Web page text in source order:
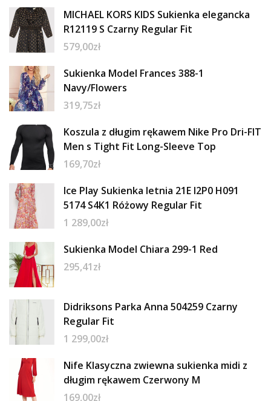
MICHAEL KORS KIDS Sukienka elegancka
R12119 S Czarny Regular Fit
579,00zł
Sukienka Model Frances 388-1
Navy/Flowers
319,75zł
Koszula z długim rękawem Nike Pro Dri-FIT
Men s Tight Fit Long-Sleeve Top
169,70zł
Ice Play Sukienka letnia 21E I2P0 H091
5174 S4K1 Różowy Regular Fit
1 289,00zł
Sukienka Model Chiara 299-1 Red
295,41zł
Didriksons Parka Anna 504259 Czarny
Regular Fit
1 299,00zł
Nife Klasyczna zwiewna sukienka midi z
długim rękawem Czerwony M
169,00zł